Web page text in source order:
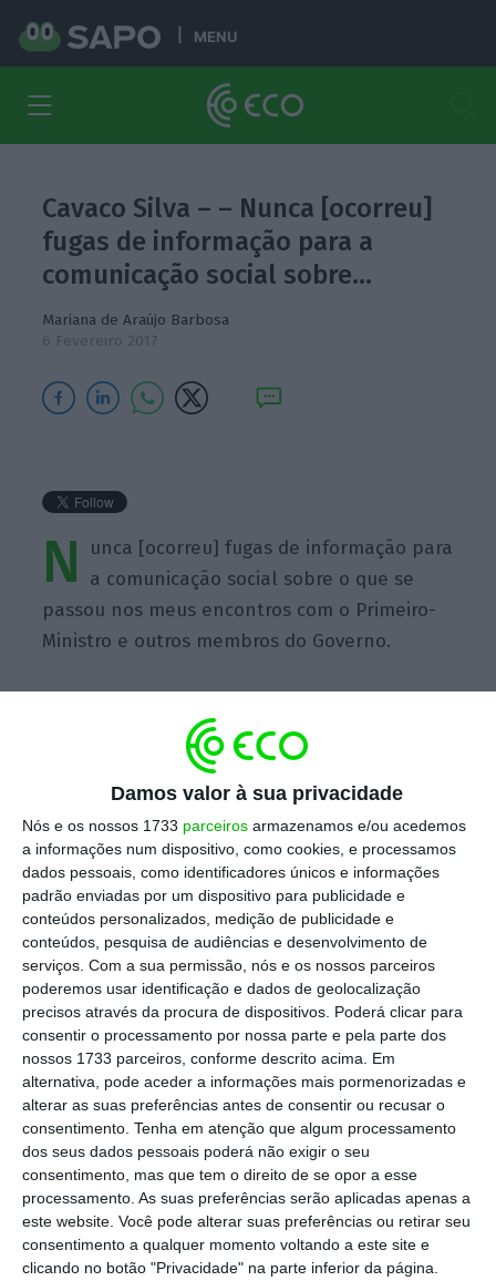
Damos valor à sua privacidade
Nós e os nossos 1733 parceiros armazenamos e/ou acedemos
a informações num dispositivo, como cookies, e processamos
dados pessoais, como identificadores únicos e informações
padrão enviadas por um dispositivo para publicidade e
conteúdos personalizados, medição de publicidade e
conteúdos, pesquisa de audiências e desenvolvimento de
serviços. Com a sua permissão, nós e os nossos parceiros
poderemos usar identificação e dados de geolocalização
precisos através da procura de dispositivos. Poderá clicar para
consentir o processamento por nossa parte e pela parte dos
nossos 1733 parceiros, conforme descrito acima. Em
alternativa, pode aceder a informações mais pormenorizadas e
alterar as suas preferências antes de consentir ou recusar o
consentimento. Tenha em atenção que algum processamento
dos seus dados pessoais poderá não exigir o seu
consentimento, mas que tem o direito de se opor a esse
processamento. As suas preferências serão aplicadas apenas a
este website. Você pode alterar suas preferências ou retirar seu
consentimento a qualquer momento voltando a este site e
clicando no botão "Privacidade" na parte inferior da página.
MENU
Cavaco Silva – – Nunca [ocorreu]
fugas de informação para a
comunicação social sobre…
Mariana de Araújo Barbosa
6 Fevereiro 2017
N
unca [ocorreu] fugas de informação para
a comunicação social sobre o que se
passou nos meus encontros com o Primeiro-
Ministro e outros membros do Governo.
https://eco.sapo.pt/quote/cavaco-silva-nunca-ocorreu-fugas-de-informacao-para-a-comunicacao-social-sobre-4/ Copiar
Assine o ECO Premium
No momento em que a informação é
mais importante do que nunca, apoie
o jornalismo independente e rigoroso.
De que forma? Assine o ECO Premium e
tenha acesso a notícias exclusivas, à
opinião que conta, às reportagens e
especiais que mostram o outro lado da
história.
Esta assinatura é uma forma de apoiar